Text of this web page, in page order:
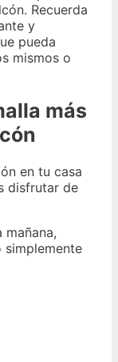
Recuerda
y
pueda
mismos o
más
en tu casa
disfrutar de
simplemente